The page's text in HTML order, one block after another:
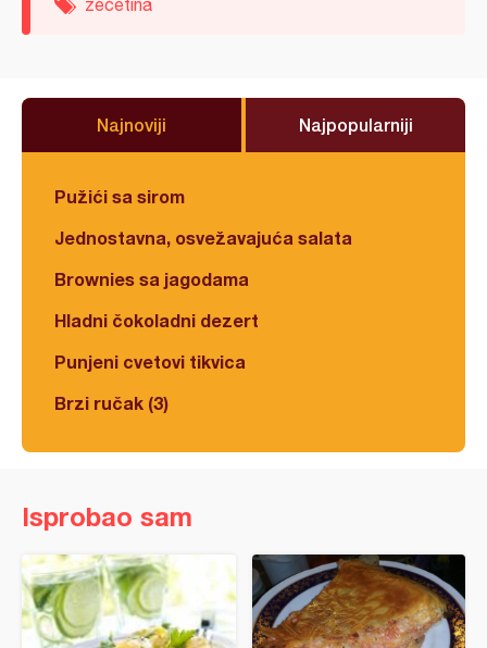
zečetina
Najnoviji Najpopularniji
Pužići sa sirom
Jednostavna, osvežavajuća salata
Brownies sa jagodama
Hladni čokoladni dezert
Punjeni cvetovi tikvica
Brzi ručak (3)
Isprobao sam